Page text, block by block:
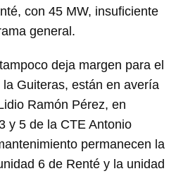
con 45 MW, insuficiente
general.
deja margen para el
Guiteras, están en avería
Ramón Pérez, en
y 5 de la CTE Antonio
permanecen la
6 de Renté y la unidad